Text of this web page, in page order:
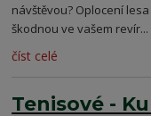
návštěvou? Oplocení
škodnou ve vašem revír...
číst celé
Tenisové -